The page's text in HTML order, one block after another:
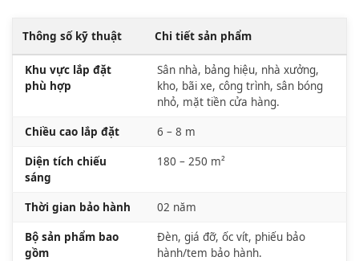
Thông số kỹ thuật Chi tiết sản phẩm
Khu vực lắp đặt
phù hợp
Sân nhà, bảng hiệu, nhà xưởng,
kho, bãi xe, công trình, sân bóng
nhỏ, mặt tiền cửa hàng.
Chiều cao lắp đặt 6 – 8 m
Diện tích chiếu
sáng
180 – 250 m²
Thời gian bảo hành 02 năm
Bộ sản phẩm bao
gồm
Đèn, giá đỡ, ốc vít, phiếu bảo
hành/tem bảo hành.